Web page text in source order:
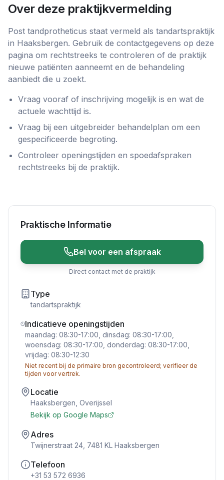
Over deze praktijkvermelding
Post tandprotheticus staat vermeld als tandartspraktijk
in Haaksbergen. Gebruik de contactgegevens op deze
pagina om rechtstreeks te controleren of de praktijk
nieuwe patiënten aanneemt en de behandeling
aanbiedt die u zoekt.
Vraag vooraf of inschrijving mogelijk is en wat de
actuele wachttijd is.
Vraag bij een uitgebreider behandelplan om een
gespecificeerde begroting.
Controleer openingstijden en spoedafspraken
rechtstreeks bij de praktijk.
Praktische Informatie
Bel voor een afspraak
Direct contact met de praktijk
Type
tandartspraktijk
Indicatieve openingstijden
maandag: 08:30-17:00, dinsdag: 08:30-17:00,
woensdag: 08:30-17:00, donderdag: 08:30-17:00,
vrijdag: 08:30-12:30
Niet recent bij de primaire bron gecontroleerd; verifieer de
tijden voor vertrek.
Locatie
Haaksbergen Overijssel
Bekijk op Google Maps
Adres
Twijnerstraat 24, 7481 KL Haaksbergen
Telefoon
+31 53 572 6936